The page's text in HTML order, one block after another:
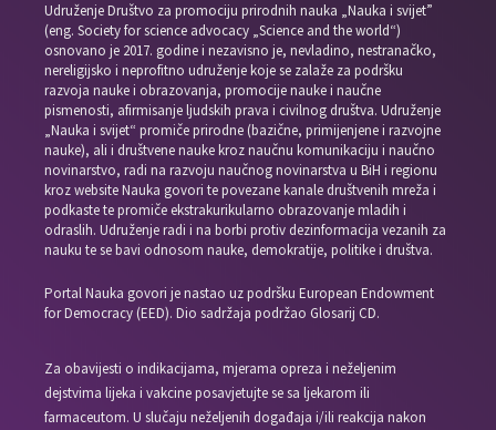
Udruženje Društvo za promociju prirodnih nauka „Nauka i svijet”
(eng. Society for science advocacy „Science and the world“)
osnovano je 2017. godine i nezavisno je, nevladino, nestranačko,
nereligijsko i neprofitno udruženje koje se zalaže za podršku
razvoja nauke i obrazovanja, promocije nauke i naučne
pismenosti, afirmisanje ljudskih prava i civilnog društva. Udruženje
„Nauka i svijet“ promiče prirodne (bazične, primijenjene i razvojne
nauke), ali i društvene nauke kroz naučnu komunikaciju i naučno
novinarstvo, radi na razvoju naučnog novinarstva u BiH i regionu
kroz website Nauka govori te povezane kanale društvenih mreža i
podkaste te promiče ekstrakurikularno obrazovanje mladih i
odraslih. Udruženje radi i na borbi protiv dezinformacija vezanih za
nauku te se bavi odnosom nauke, demokratije, politike i društva.
Portal Nauka govori je nastao uz podršku European Endowment
for Democracy (EED). Dio sadržaja podržao Glosarij CD.
Za obavijesti o indikacijama, mjerama opreza i neželjenim
dejstvima lijeka i vakcine posavjetujte se sa ljekarom ili
farmaceutom. U slučaju neželjenih događaja i/ili reakcija nakon